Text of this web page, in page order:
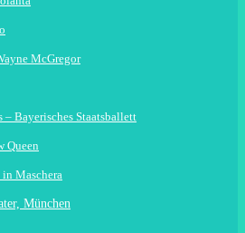
McGregor
– Bayerisches Staatsballett
Queen
Maschera
München